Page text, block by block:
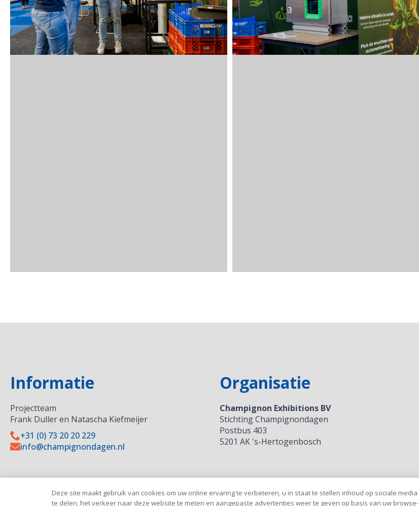
Informatie
Projectteam
Frank Duller en Natascha Kiefmeijer
+31 (0) 73 20 20 229
info@champignondagen.nl
Organisatie
Champignon Exhibitions BV
Stichting Champignondagen
Postbus 403
5201 AK 's-Hertogenbosch
Deze site maakt gebruik van cookies om uw online ervaring te verbeteren, u in staat te stellen inhoud op sociale media
te delen, het verkeer naar deze website te meten en aangepaste advertenties weer te geven op basis van uw browse-